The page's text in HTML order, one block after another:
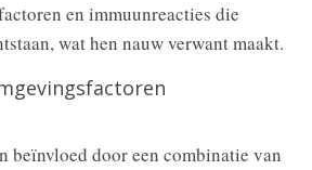
en immuunreacties die
wat hen nauw verwant maakt.
beïnvloed door een combinatie van